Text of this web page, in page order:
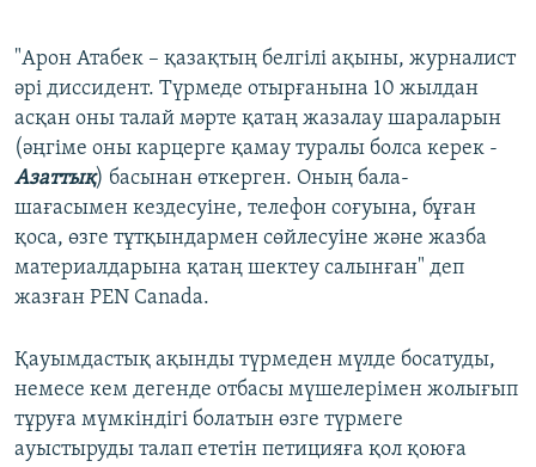
"Арон Атабек – қазақтың белгілі ақыны, журналист
әрі диссидент. Түрмеде отырғанына 10 жылдан
асқан оны талай мәрте қатаң жазалау шараларын
(әңгіме оны карцерге қамау туралы болса керек -
Азаттық) басынан өткерген. Оның бала-
шағасымен кездесуіне, телефон соғуына, бұған
қоса, өзге тұтқындармен сөйлесуіне және жазба
материалдарына қатаң шектеу салынған" деп
жазған PEN Canada.
Қауымдастық ақынды түрмеден мүлде босатуды,
немесе кем дегенде отбасы мүшелерімен жолығып
тұруға мүмкіндігі болатын өзге түрмеге
ауыстыруды талап ететін петицияға қол қоюға